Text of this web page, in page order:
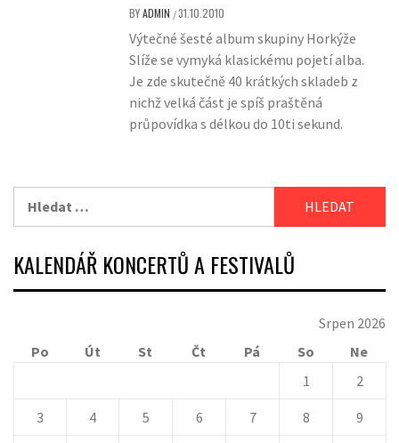
BYADMIN /31.10.2010
Výtečné šesté album skupiny Horkýže
Slíže se vymyká klasickému pojetí alba.
Je zde skutečně 40 krátkých skladeb z
nichž velká část je spíš praštěná
průpovídka s délkou do 10ti sekund.
KALENDÁŘ KONCERTŮ A FESTIVALŮ
Srpen 2026
Po
Út St Čt Pá So
Ne
1
2
3 4 5 6 7 8 9